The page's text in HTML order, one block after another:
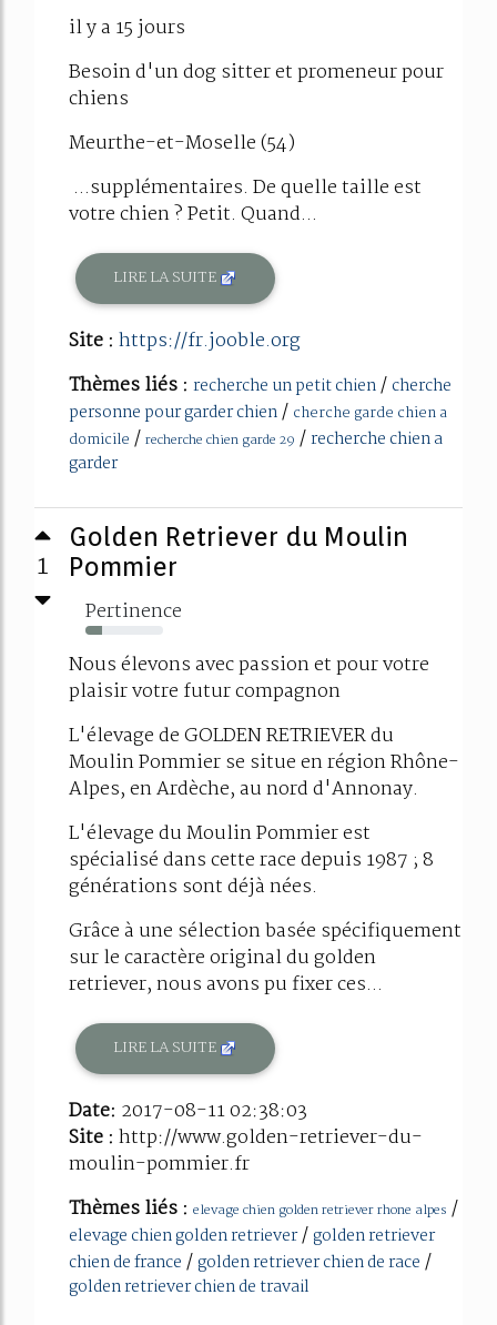
il y a 15 jours
Besoin d'un dog sitter et promeneur pour
chiens
Meurthe-et-Moselle (54)
...supplémentaires. De quelle taille est
votre chien ? Petit. Quand...
LIRE LA SUITE
Site : https://fr.jooble.org
Thèmes liés : recherche un petit chien/ cherche
personne pour garder chien/ cherche garde chien a
domicile / recherche chien garde 29 /recherche chien a
garder
1
Golden Retriever du Moulin
Pommier
Pertinence
22%
Nous élevons avec passion et pour votre
plaisir votre futur compagnon
L'élevage de GOLDEN RETRIEVER du
Moulin Pommier se situe en région Rhône-
Alpes, en Ardèche, au nord d'Annonay.
L'élevage du Moulin Pommier est
spécialisé dans cette race depuis 1987 ; 8
générations sont déjà nées.
Grâce à une sélection basée spécifiquement
sur le caractère original du golden
retriever, nous avons pu fixer ces...
LIRE LA SUITE
Date: 2017-08-11 02:38:03
Site : http://www.golden-retriever-du-
moulin-pommier.fr
Thèmes liés : elevage chien golden retriever rhone alpes /
elevage chien golden retriever/ golden retriever
chien de france / golden retriever chien de race /
golden retriever chien de travail